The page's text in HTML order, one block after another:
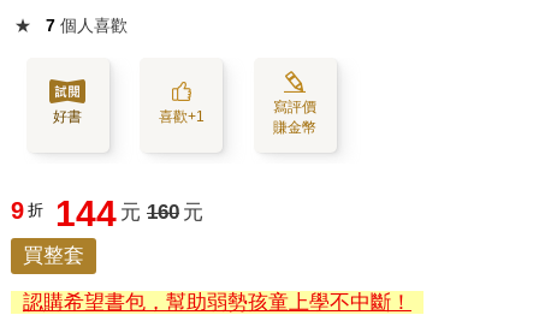
★ 7 個人喜歡
好書 喜歡+1
寫評價
賺金幣
9 折 144 元 160 元
買整套
認購希望書包，幫助弱勢孩童上學不中斷！